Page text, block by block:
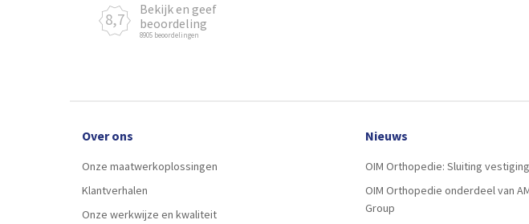
8,7
Bekijk en geef
beoordeling
8905 beoordelingen
Over ons
Onze maatwerkoplossingen
Klantverhalen
Onze werkwijze en kwaliteit
Nieuws
OIM Orthopedie: Sluiting
OIM Orthopedie onderdeel van
Group